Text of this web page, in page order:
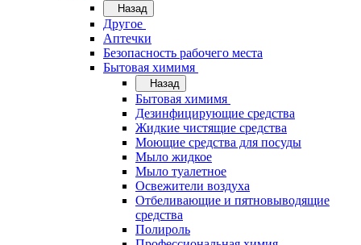
Назад
Другое
Аптечки
Безопасность рабочего места
Бытовая химимя
Назад
Бытовая химимя
Дезинфицирующие средства
Жидкие чистящие средства
Моющие средства для посуды
Мыло жидкое
Мыло туалетное
Освежители воздуха
Отбеливающие и пятновыводящие
средства
Полироль